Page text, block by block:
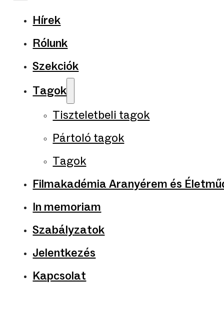
Hírek
Rólunk
Szekciók
Tagok
Tiszteletbeli tagok
Pártoló tagok
Tagok
Filmakadémia Aranyérem és
In memoriam
Szabályzatok
Jelentkezés
Kapcsolat